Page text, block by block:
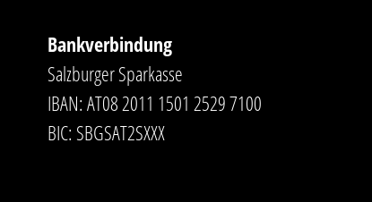
Bankverbindung
Salzburger Sparkasse
IBAN: AT08 2011 1501 2529 7100
BIC: SBGSAT2SXXX